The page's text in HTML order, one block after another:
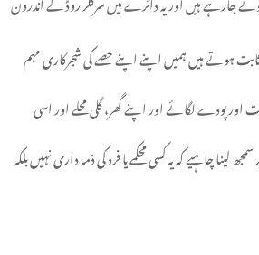
ہوتے ہیں ہمیں اپنے اپنے حصے کی شجرکاری مہم
اور پودے لگائے اور اپنے گھر، گلی محلے اور اسی
چاہیے کہ یہ کسی محکمے یا فرد کی ذمہ داری نہیں بلکہ